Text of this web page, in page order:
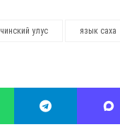
улус язык саха